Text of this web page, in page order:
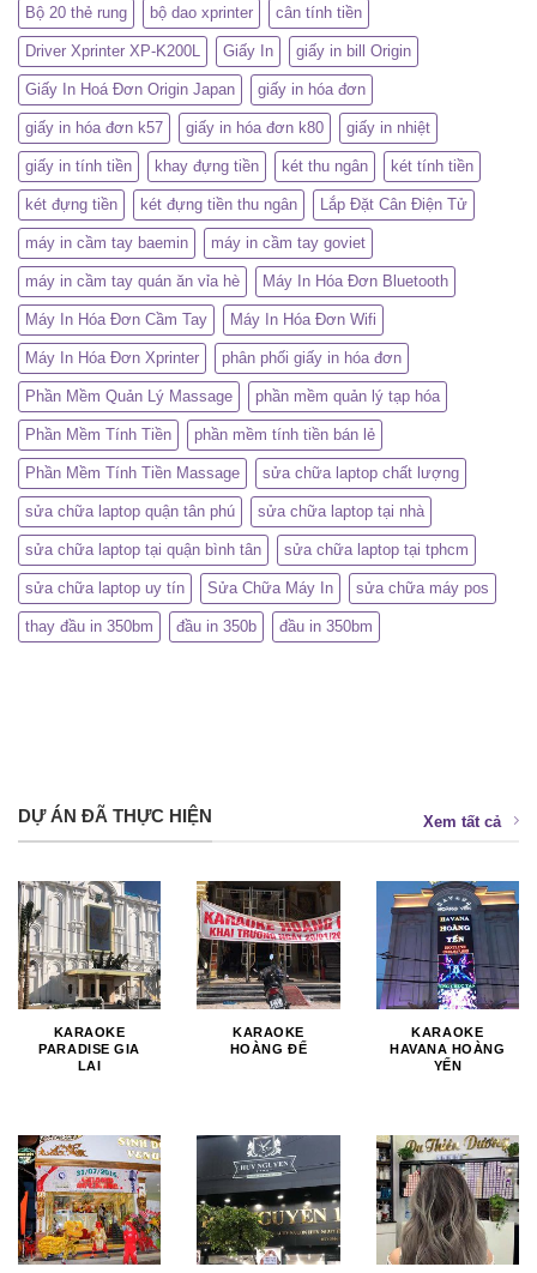
Bộ 20 thẻ rung bộ dao xprinter cân tính tiền
Driver Xprinter XP-K200L Giấy In giấy in bill Origin
Giấy In Hoá Đơn Origin Japan giấy in hóa đơn
giấy in hóa đơn k57 giấy in hóa đơn k80 giấy in nhiệt
giấy in tính tiền khay đựng tiền két thu ngân két tính tiền
két đựng tiền két đựng tiền thu ngân Lắp Đặt Cân Điện Tử
máy in cầm tay baemin máy in cầm tay goviet
máy in cầm tay quán ăn vỉa hè Máy In Hóa Đơn Bluetooth
Máy In Hóa Đơn Cầm Tay Máy In Hóa Đơn Wifi
Máy In Hóa Đơn Xprinter phân phối giấy in hóa đơn
Phần Mềm Quản Lý Massage phần mềm quản lý tạp hóa
Phần Mềm Tính Tiền phần mềm tính tiền bán lẻ
Phần Mềm Tính Tiền Massage sửa chữa laptop chất lượng
sửa chữa laptop quận tân phú sửa chữa laptop tại nhà
sửa chữa laptop tại quận bình tân sửa chữa laptop tại tphcm
sửa chữa laptop uy tín Sửa Chữa Máy In sửa chữa máy pos
thay đầu in 350bm đầu in 350b đầu in 350bm
DỰ ÁN ĐÃ THỰC HIỆN Xem tất cả
KARAOKE
PARADISE GIA
LAI
KARAOKE
HOÀNG ĐẾ
KARAOKE
HAVANA HOÀNG
YẾN